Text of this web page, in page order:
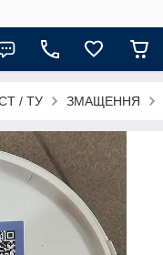
/ ТУ ЗМАЩЕННЯ